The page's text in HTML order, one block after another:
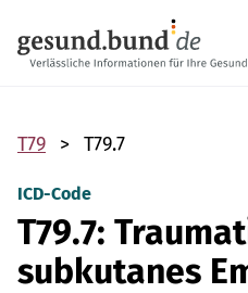
T79 T79.7
ICD-Code
T79.7:
subkutanes